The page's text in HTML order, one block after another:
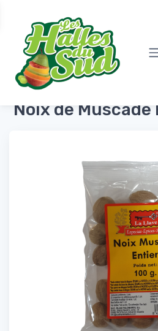
Accueil Épicerie Salée
Noix de Muscade Entière 100g
Noix de